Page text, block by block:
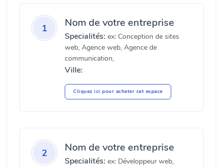
1 Nom de votre entreprise
Specialités: ex: Conception de sites
web, Agence web, Agence de
communication,
Ville:
Cliquez ici pour acheter cet espace
2 Nom de votre entreprise
Specialités: ex: Développeur web,